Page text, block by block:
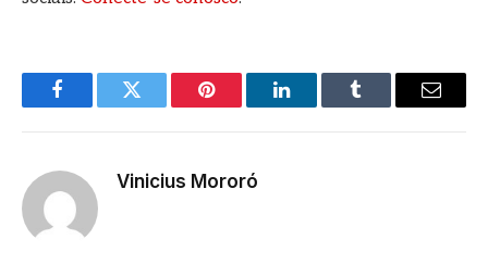
FacebookTwitter Pinterest LinkedInTumblr
E-
Vinicius Mororó